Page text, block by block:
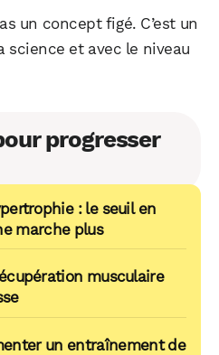
un concept figé. C’est un
science et avec le niveau
progresser
: le seuil en
marche plus
musculaire
un entraînement de